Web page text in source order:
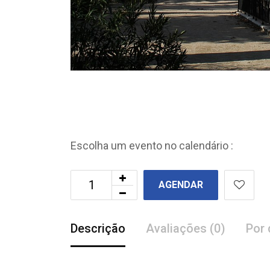
Escolha um evento no calendário :
AGENDAR
Descrição Avaliações (0) Por